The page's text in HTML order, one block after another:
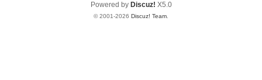
Powered by Discuz! X5.0
© 2001-2026 Discuz! Team